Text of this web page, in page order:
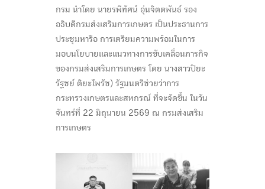
กรม นำโดย นายรพีทัศน์ อุ่นจิตตพันธ์ รอง
อธิบดีกรมส่งเสริมการเกษตร เป็นประธานการ
ประชุมหารือ การเตรียมความพร้อมในการ
มอบนโยบายและแนวทางการขับเคลื่อนภารกิจ
ของกรมส่งเสริมการเกษตร โดย นางสาวปิยะ
รัฐชย์ ติยะไพรัช) รัฐมนตรีช่วยว่าการ
กระทรวงเกษตรและสหกรณ์ ที่จะจัดขึ้น ในวัน
จันทร์ที่ 22 มิถุนายน 2569 ณ กรมส่งเสริม
การเกษตร